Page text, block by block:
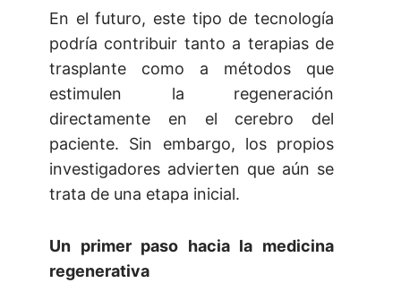
En el futuro, este tipo de tecnología
podría contribuir tanto a terapias de
trasplante como a métodos que
estimulen la regeneración
directamente en el cerebro del
paciente. Sin embargo, los propios
investigadores advierten que aún se
trata de una etapa inicial.
Un primer paso hacia la medicina
regenerativa